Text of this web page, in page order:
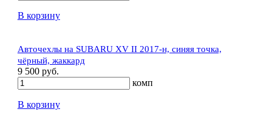
В корзину
Авточехлы на SUBARU XV II 2017-н, синяя точка,
чёрный, жаккард
9 500 руб.
комп
В корзину